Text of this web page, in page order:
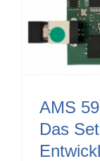
AMS
Das